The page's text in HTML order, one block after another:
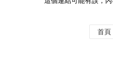
首頁